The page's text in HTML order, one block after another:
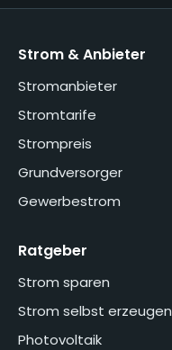
Strom & Anbieter
Stromanbieter
Stromtarife
Strompreis
Grundversorger
Gewerbestrom
Ratgeber
Strom sparen
Strom selbst erzeugen
Photovoltaik